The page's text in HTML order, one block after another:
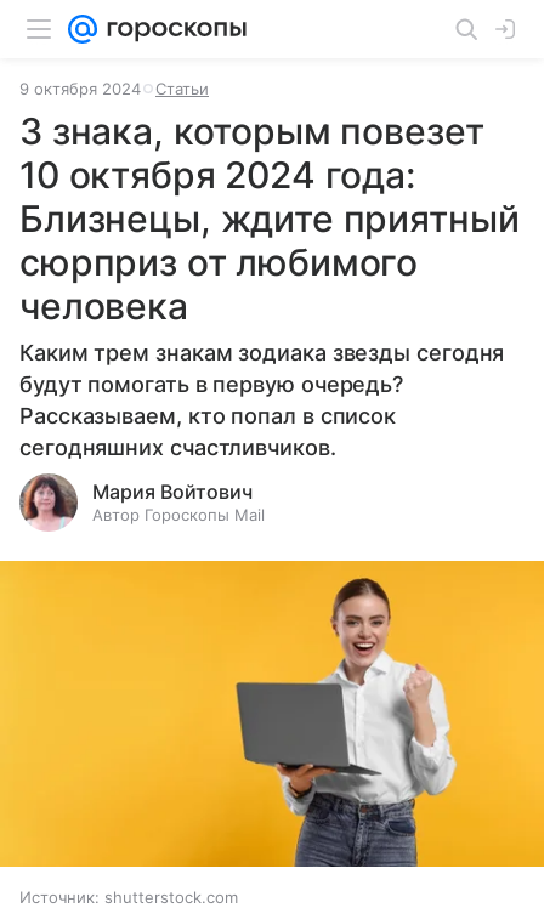
9 октября 2024 Статьи
3 знака, которым повезет
10 октября 2024 года:
Близнецы, ждите приятный
сюрприз от любимого
человека
Каким трем знакам зодиака звезды сегодня
будут помогать в первую очередь?
Рассказываем, кто попал в список
сегодняшних счастливчиков.
Мария Войтович
Автор Гороскопы Mail
Источник: shutterstock.com